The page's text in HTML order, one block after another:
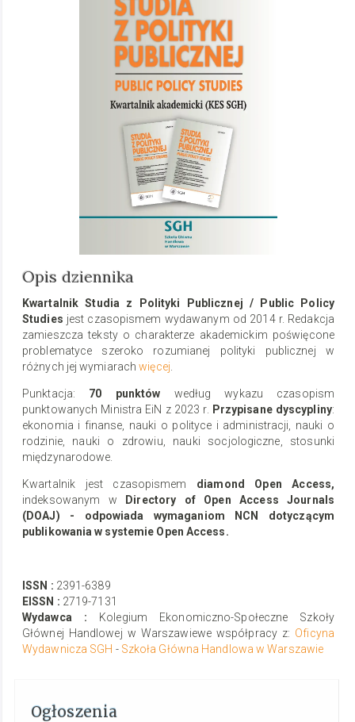
Opis dziennika
Kwartalnik Studia z Polityki Publicznej/ Public Policy
Studies jest czasopismem wydawanym od 2014 r. Redakcja
zamieszcza teksty o charakterze akademickim poświęcone
problematyce szeroko rozumianej polityki publicznej w
różnych jej wymiarachwięcej
Punktacja: 70 punktów według wykazu czasopism
punktowanych Ministra EiN z 2023 r.
Przypisane dyscypliny:
ekonomia i finanse, nauki o polityce i administracji, nauki o
rodzinie, nauki o zdrowiu, nauki socjologiczne, stosunki
międzynarodowe.
Kwartalnik jest czasopismem diamond Open Access,
indeksowanym w Directory of Open Access Journals
(DOAJ) - odpowiada wymaganiom NCN dotyczącym
publikowania w systemie Open Access.
ISSN : 2391-6389
EISSN : 2719-7131
Wydawca : Kolegium Ekonomiczno-Społeczne Szkoły
Głównej Handlowej w Warszawiewe współpracy z: Oficyna
Wydawnicza SGH - Szkoła Główna Handlowa w Warszawie
Ogłoszenia